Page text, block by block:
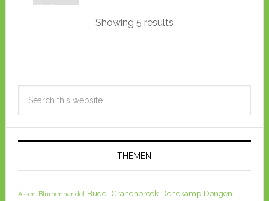
Ein Ikea Markt mit kleinem
Gartenbereich. Dennoch sehr
interessant ist der Ikea Eindhoven
Ikea Duiven
Showing 5 results
THEMEN
Assen Blumenhandel Budel Cranenbroek Denekamp Dongen